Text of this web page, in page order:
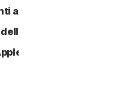
automatici dei contenuti.
pirateria software.